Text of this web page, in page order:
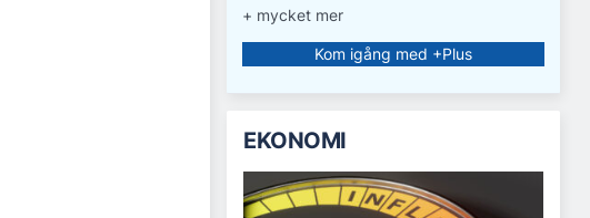
+ mycket mer
Kom igång med +Plus
EKONOMI